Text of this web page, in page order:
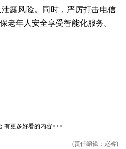
露风险。同时，严厉打击电信
老年人安全享受智能化服务。
有更多好看的内容>>>
(责任编辑：赵睿)